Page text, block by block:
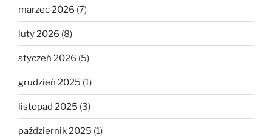
marzec 2026 (7)
luty 2026 (8)
styczeń 2026 (5)
grudzień 2025 (1)
listopad 2025 (3)
październik 2025 (1)